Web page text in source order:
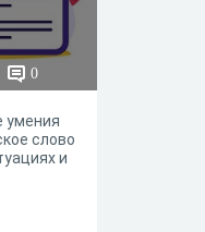
0
умения
слово
и